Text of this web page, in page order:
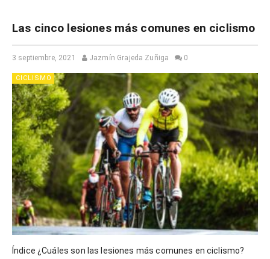
Las cinco lesiones más comunes en ciclismo
3 septiembre, 2021 Jazmín Grajeda Zuñiga 0
CICLISMO
Índice ¿Cuáles son las lesiones más comunes en ciclismo?